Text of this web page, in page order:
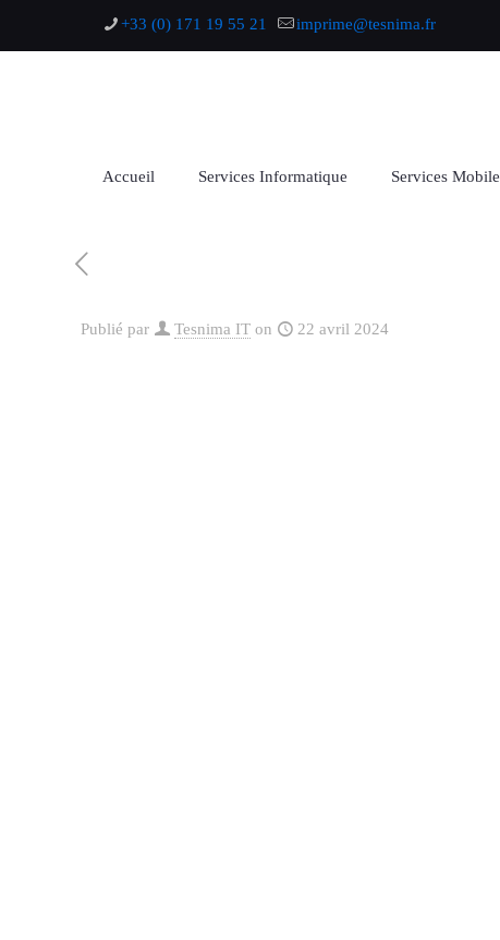
+33 (0) 171 19 55 21 imprime@tesnima.fr
Accueil Services Informatique Services Mobile
Publié par Tesnima IT on 22 avril 2024